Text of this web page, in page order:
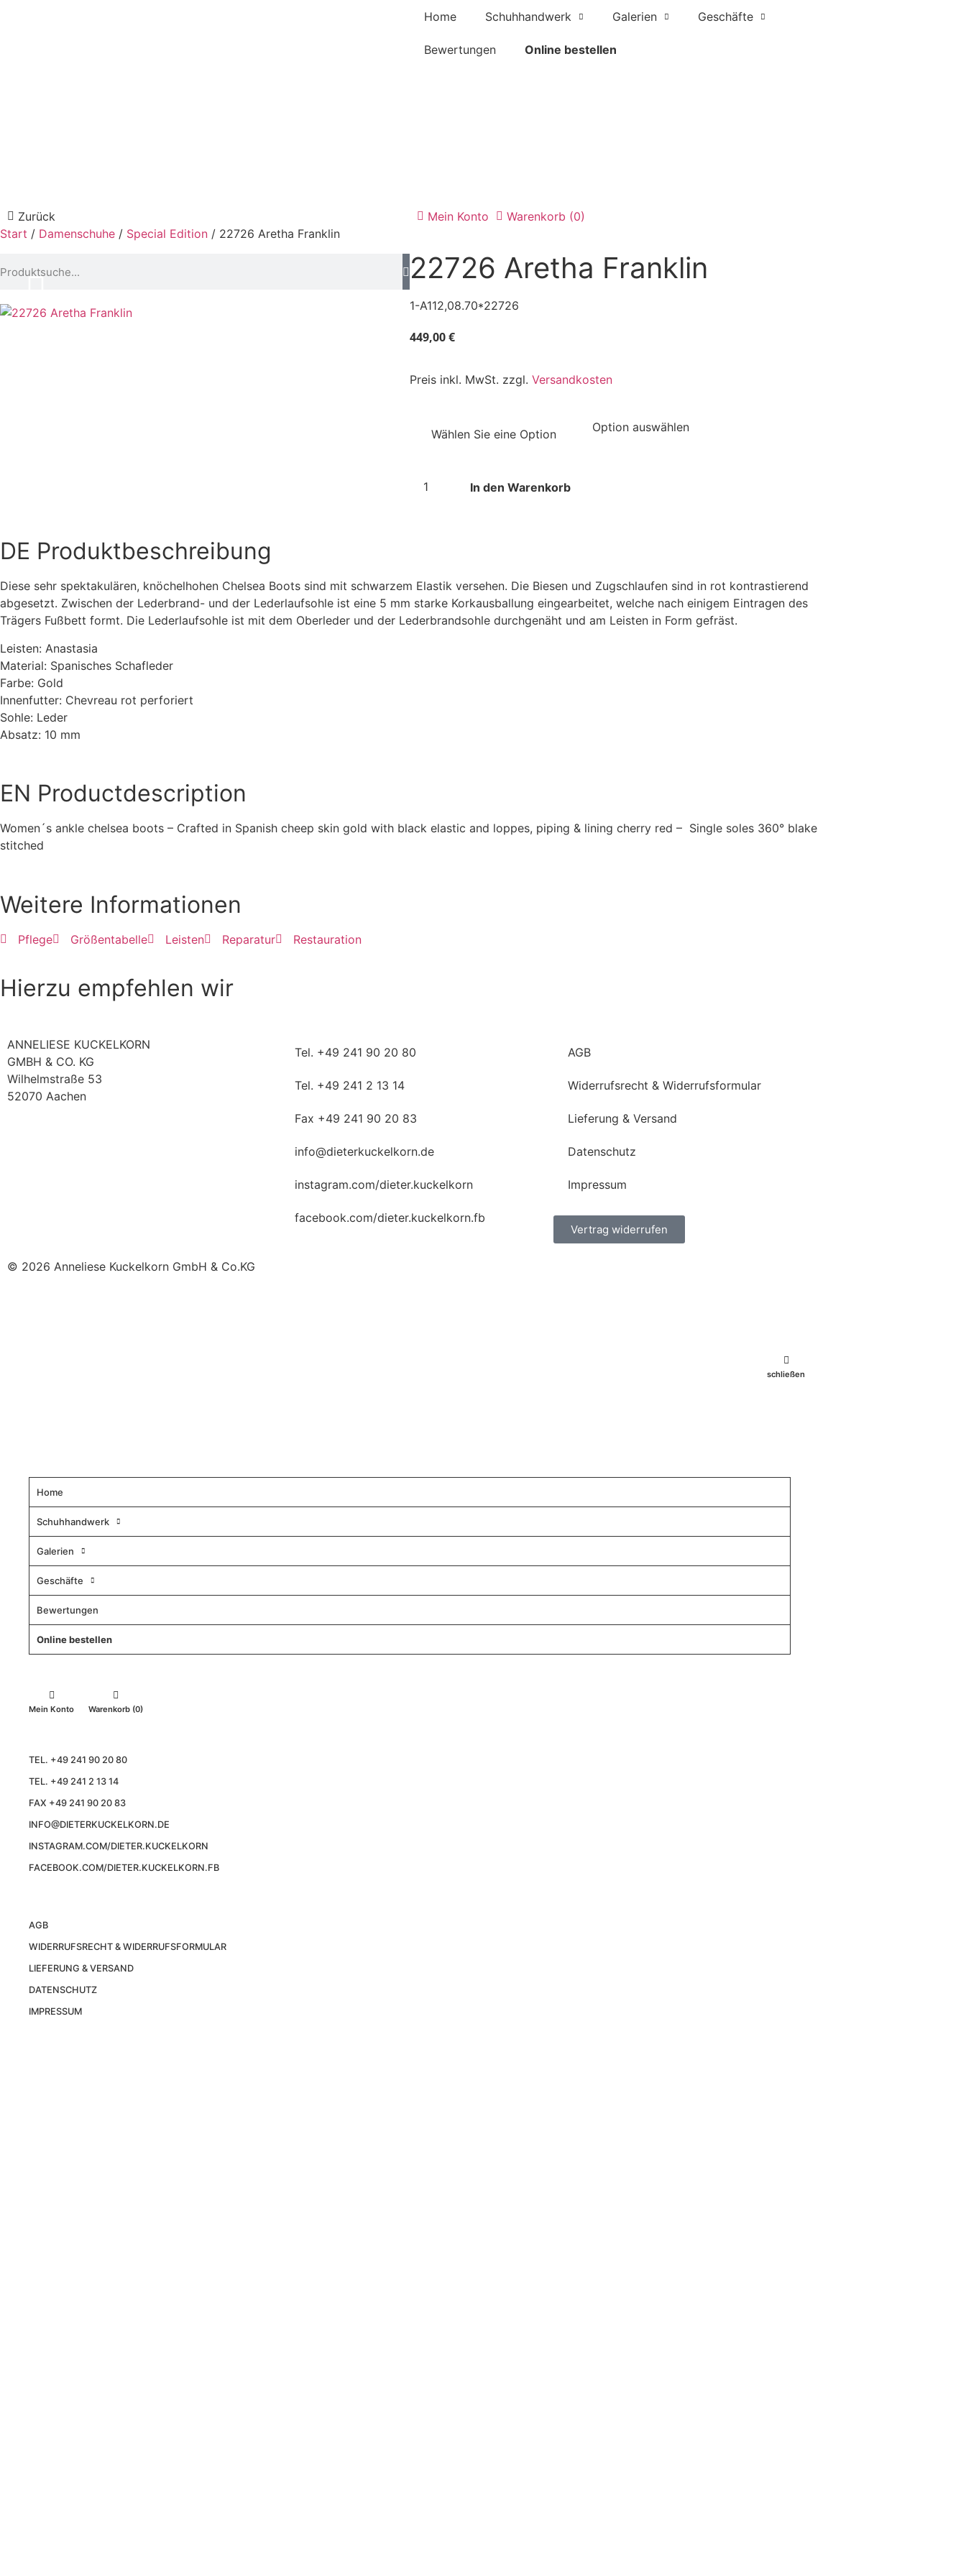
Home Schuhhandwerk Galerien Geschäfte
Bewertungen Online bestellen
Zurück
Start / Damenschuhe / Special Edition / 22726 Aretha Franklin
Mein Konto Warenkorb (0)
22726 Aretha Franklin
1-A112,08.70*22726
449,00€
Preis inkl. MwSt. zzgl. Versandkosten
In den Warenkorb
DE Produktbeschreibung
Diese sehr spektakulären, knöchelhohen Chelsea Boots sind mit schwarzem Elastik versehen. Die Biesen und Zugschlaufen sind in rot kontrastierend
abgesetzt. Zwischen der Lederbrand- und der Lederlaufsohle ist eine 5 mm starke Korkausballung eingearbeitet, welche nach einigem Eintragen des
Trägers Fußbett formt. Die Lederlaufsohle ist mit dem Oberleder und der Lederbrandsohle durchgenäht und am Leisten in Form gefräst.
Leisten: Anastasia
Material: Spanisches Schafleder
Farbe: Gold
Innenfutter: Chevreau rot perforiert
Sohle: Leder
Absatz: 10 mm
EN Productdescription
Women´s ankle chelsea boots – Crafted in Spanish cheep skin gold with black elastic and loppes, piping & lining cherry red – Single soles 360° blake
stitched
Weitere Informationen
Pflege Größentabelle Leisten Reparatur Restauration
Hierzu empfehlen wir
ANNELIESE KUCKELKORN
GMBH & CO. KG
Wilhelmstraße 53
52070 Aachen
Tel. +49 241 90 20 80
Tel. +49 241 2 13 14
Fax +49 241 90 20 83
info@dieterkuckelkorn.de
instagram.com/dieter.kuckelkorn
facebook.com/dieter.kuckelkorn.fb
AGB
Widerrufsrecht & Widerrufsformular
Lieferung & Versand
Datenschutz
Impressum
Vertrag widerrufen
© 2026 Anneliese Kuckelkorn GmbH & Co.KG
schließen
Home
Schuhhandwerk
Galerien
Geschäfte
Bewertungen
Online bestellen
Mein Konto Warenkorb (0)
TEL. +49 241 90 20 80
TEL. +49 241 2 13 14
FAX +49 241 90 20 83
INFO@DIETERKUCKELKORN.DE
INSTAGRAM.COM/DIETER.KUCKELKORN
FACEBOOK.COM/DIETER.KUCKELKORN.FB
AGB
WIDERRUFSRECHT & WIDERRUFSFORMULAR
LIEFERUNG & VERSAND
DATENSCHUTZ
IMPRESSUM